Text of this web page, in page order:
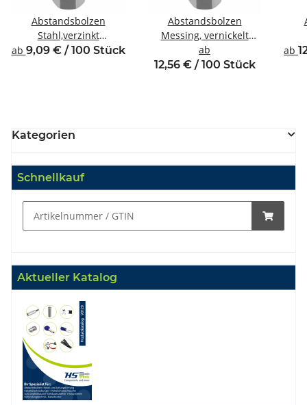
Abstandsbolzen
Stahl,verzinkt
Innen/Innengewinde M4
ab 9,09 € / 100 Stück
Abstandsbolzen
Messing, vernickelt
Innen/Innengewinde M4
SW7
ab
12,56 € / 100 Stück
ab
Kategorien
Schnellkauf
Aktueller Katalog